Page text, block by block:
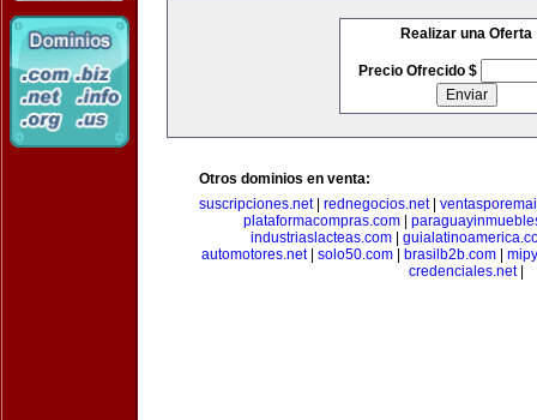
Realizar una Oferta
Precio Ofrecido $
Otros dominios en venta:
suscripciones.net| rednegocios.net|
plataformacompras.com
industriaslacteas.com
automotores.net| solo50.com brasilb2b.com
credenciales.net|